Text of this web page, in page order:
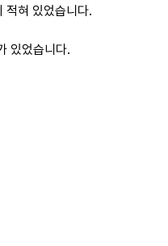
적혀 있었습니다.
있었습니다.